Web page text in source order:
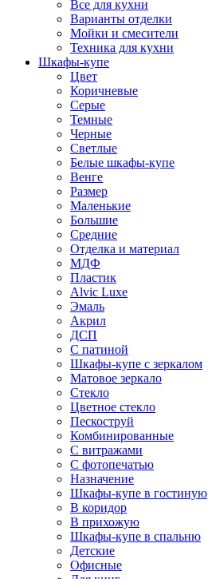
Все для кухни
Варианты отделки
Мойки и смесители
Техника для кухни
Шкафы-купе
Цвет
Коричневые
Серые
Темные
Черные
Светлые
Белые шкафы-купе
Венге
Размер
Маленькие
Большие
Средние
Отделка и материал
МДФ
Пластик
Alvic Luxe
Эмаль
Акрил
ДСП
С патиной
Шкафы-купе с зеркалом
Матовое зеркало
Стекло
Цветное стекло
Пескоструй
Комбинированные
С витражами
С фотопечатью
Назначение
Шкафы-купе в гостиную
В коридор
В прихожую
Шкафы-купе в спальню
Детские
Офисные